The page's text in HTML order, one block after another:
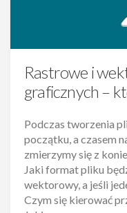
Rastrowe i
graficznych –
Podczas tworzenia
początku, a czasem
zmierzymy się z
Jaki format pliku
wektorowy, a jeśli
Czym się kierować